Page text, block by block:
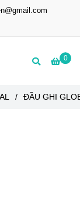
0
/ ĐẦU GHI